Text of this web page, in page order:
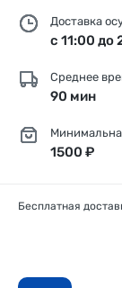
Доставка
с 11:00 до
Среднее
90 мин
1500 ₽
Бесплатная